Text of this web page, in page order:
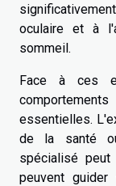
oculaire et à
sommeil.
Face à ces
essentielles.
de la santé
spécialisé peut
peuvent